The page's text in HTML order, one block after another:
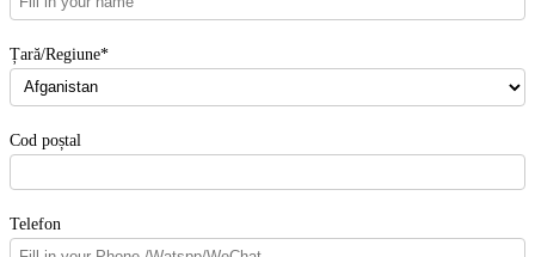
Țară/Regiune*
Cod poștal
Telefon